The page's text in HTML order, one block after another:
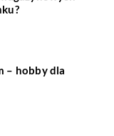
– hobby dla